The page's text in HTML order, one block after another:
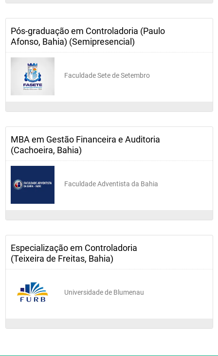
Pós-graduação em Controladoria (Paulo
Afonso, Bahia) (Semipresencial)
Faculdade Sete de Setembro
MBA em Gestão Financeira e Auditoria
(Cachoeira, Bahia)
Faculdade Adventista da Bahia
Especialização em Controladoria
(Teixeira de Freitas, Bahia)
Universidade de Blumenau